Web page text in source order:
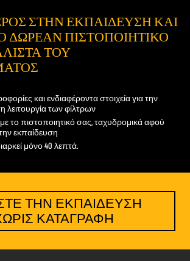
ΣΤΗΝ ΕΚΠΑΊΔΕΥΣΗ ΚΑΙ
ΔΩΡΕΆΝ ΠΙΣΤΟΠΟΙΗΤΙΚΌ
ΤΟΥ
και ενδιαφέροντα στοιχεία για την
λειτουργία των φίλτρων
το πιστοποιητικό σας, ταχυδρομικά αφού
εκπαίδευση
μόνο 40 λεπτά.
ΤΗΝ ΕΚΠΑΙΔΕΥΣΗ
ΚΑΤΑΓΡΑΦΗ